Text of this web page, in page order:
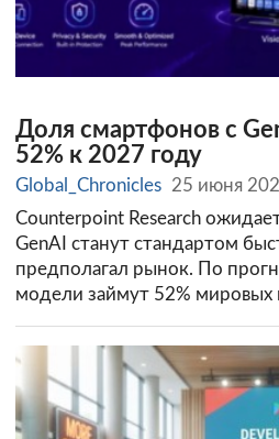
Доля смартфонов с
52% к 2027 году
Global_Chronicles 25 июня
Counterpoint Research
GenAI станут стандартом
предполагал рынок. По
модели займут 52% мировых